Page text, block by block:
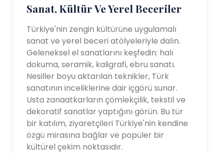
Sanat, Kültür Ve Yerel Beceriler
Türkiye'nin zengin kültürüne uygulamalı
sanat ve yerel beceri atölyeleriyle dalın.
Geleneksel el sanatlarını keşfedin: halı
dokuma, seramik, kaligrafi, ebru sanatı.
Nesiller boyu aktarılan teknikler, Türk
sanatının inceliklerine dair içgörü sunar.
Usta zanaatkarların çömlekçilik, tekstil ve
dekoratif sanatlar yaptığını görün. Bu tür
bir katılım, ziyaretçileri Türkiye'nin kendine
özgü mirasına bağlar ve popüler bir
kültürel çekim noktasıdır.